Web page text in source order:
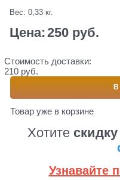
Вес: 0,33 кг.
Цена:250 руб.
Стоимость доставки:
210 руб.
Товар уже в корзине
Хотите скидку
Узнавайте